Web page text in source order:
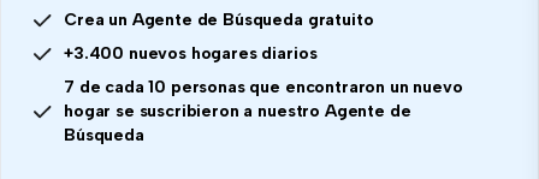
Crea un Agente de Búsqueda gratuito
+3.400 nuevos hogares diarios
7 de cada 10 personas que encontraron un nuevo
hogar se suscribieron a nuestro Agente de
Búsqueda